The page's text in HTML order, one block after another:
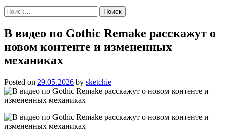
Найти:
В видео по Gothic Remake расскажут о
новом контенте и измененных
механиках
Posted on 29.05.2026 by sketchie